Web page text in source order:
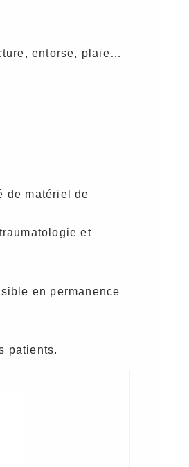
entorse, plaie…
de matériel de
et
en permanence
patients.